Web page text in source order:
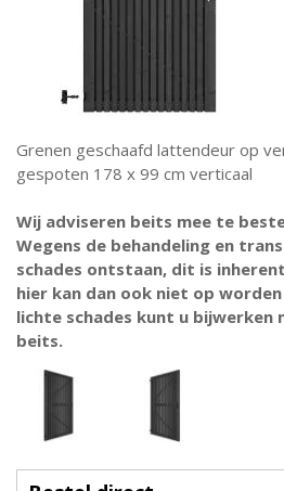
Grenen geschaafd lattendeur op
gespoten 178 x 99 cm verticaal
Wij adviseren beits mee te
Wegens de behandeling en
schades ontstaan, dit is
hier kan dan ook niet op
lichte schades kunt u bijwerken
beits.